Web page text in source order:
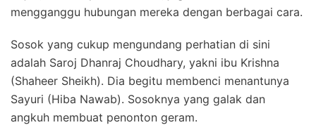
mengganggu hubungan mereka dengan berbagai cara.
Sosok yang cukup mengundang perhatian di sini
adalah Saroj Dhanraj Choudhary, yakni ibu Krishna
(Shaheer Sheikh). Dia begitu membenci menantunya
Sayuri (Hiba Nawab). Sosoknya yang galak dan
angkuh membuat penonton geram.